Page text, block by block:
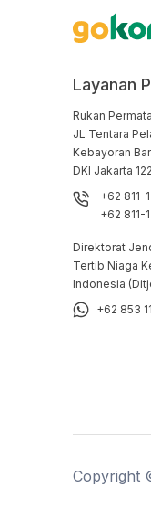
Layanan
Rukan
JL Tentara
Kebayoran
DKI Jakarta
+62 811-
+62 811-
Direktorat
Tertib Niaga
Indonesia
+62 853
Copyright